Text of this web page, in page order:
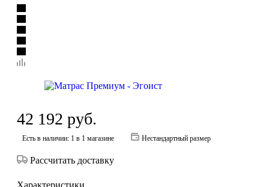
42 192 руб.
Есть в наличии: 1 в 1 магазине Нестандартный размер
Рассчитать доставку
Характеристики